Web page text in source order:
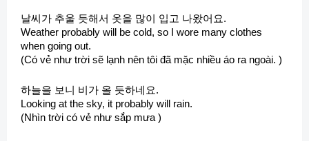
날씨가 추울 듯해서 옷을 많이 입고 나왔어요.
Weather probably will be cold, so I wore many clothes
when going out.
(Có vẻ như trời sẽ lạnh nên tôi đã mặc nhiều áo ra ngoài. )
하늘을 보니 비가 올 듯하네요.
Looking at the sky, it probably will rain.
(Nhìn trời có vẻ như sắp mưa )